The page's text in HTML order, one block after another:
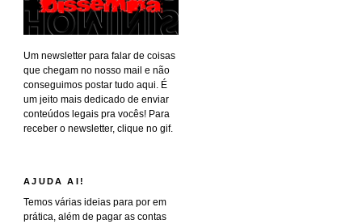
Um newsletter para falar de coisas
que chegam no nosso mail e não
conseguimos postar tudo aqui. É
um jeito mais dedicado de enviar
conteúdos legais pra vocês! Para
receber o newsletter, clique no gif.
AJUDA AI!
Temos várias ideias para por em
prática, além de pagar as contas